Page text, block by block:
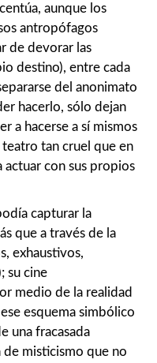
aunque los
antropófagos
de devorar las
destino), entre cada
del anonimato
hacerlo, sólo dejan
a hacerse a sí mismos
tan cruel que en
actuar con sus propios
capturar la
que a través de la
exhaustivos,
su cine
medio de la realidad
esquema simbólico
una fracasada
de misticismo que no